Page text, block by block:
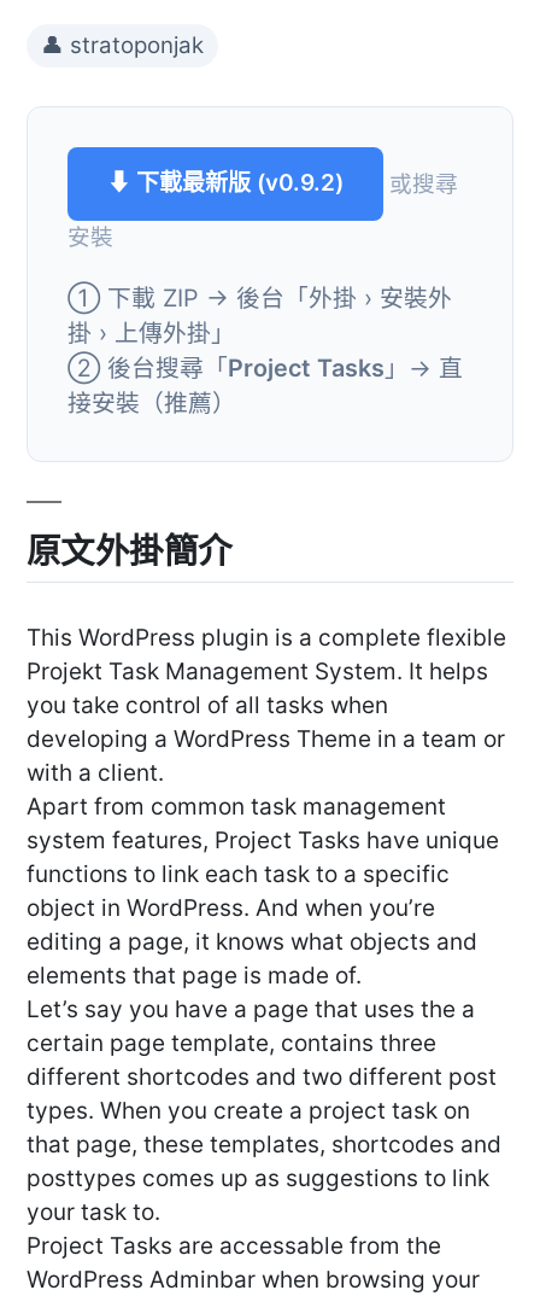
👤 stratoponjak
⬇ 下載最新版 (v0.9.2)
或搜尋
安裝
① 下載 ZIP → 後台「外掛 › 安裝外
掛 › 上傳外掛」
② 後台搜尋「Project Tasks 」→ 直
接安裝（推薦）
原文外掛簡介
This WordPress plugin is a complete flexible
Projekt Task Management System. It helps
you take control of all tasks when
developing a WordPress Theme in a team or
with a client.
Apart from common task management
system features, Project Tasks have unique
functions to link each task to a specific
object in WordPress. And when you’re
editing a page, it knows what objects and
elements that page is made of.
Let’s say you have a page that uses the a
certain page template, contains three
different shortcodes and two different post
types. When you create a project task on
that page, these templates, shortcodes and
posttypes comes up as suggestions to link
your task to.
Project Tasks are accessable from the
WordPress Adminbar when browsing your